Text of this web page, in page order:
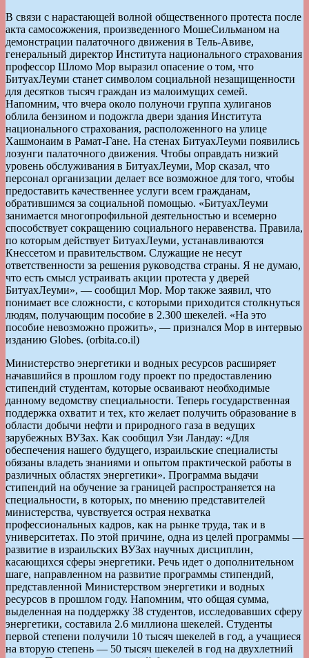
В связи с нарастающей волной общественного протеста после
акта самосожжения, произведенного МошеСильманом на
демонстрации палаточного движения в Тель-Авиве,
генеральный директор Института национального страхования
профессор Шломо Мор выразил опасение о том, что
БитуахЛеуми станет символом социальной незащищенности
для десятков тысяч граждан из малоимущих семей.
Напомним, что вчера около полуночи группа хулиганов
облила бензином и подожгла двери здания Института
национального страхования, расположенного на улице
Хашмонаим в Рамат-Гане. На стенах БитуахЛеуми появились
лозунги палаточного движения. Чтобы оправдать низкий
уровень обслуживания в БитуахЛеуми, Мор сказал, что
персонал организации делает все возможное для того, чтобы
предоставить качественнее услуги всем гражданам,
обратившимся за социальной помощью. «БитуахЛеуми
занимается многопрофильной деятельностью и всемерно
способствует сокращению социального неравенства. Правила,
по которым действует БитуахЛеуми, устанавливаются
Кнессетом и правительством. Служащие не несут
ответственности за решения руководства страны. Я не думаю,
что есть смысл устраивать акции протеста у дверей
БитуахЛеуми», — сообщил Мор. Мор также заявил, что
понимает все сложности, с которыми приходится столкнуться
людям, получающим пособие в 2.300 шекелей. «На это
пособие невозможно прожить», — признался Мор в интервью
изданию Globes. (orbita.co.il)
Министерство энергетики и водных ресурсов расширяет
начавшийся в прошлом году проект по предоставлению
стипендий студентам, которые осваивают необходимые
данному ведомству специальности. Теперь государственная
поддержка охватит и тех, кто желает получить образование в
области добычи нефти и природного газа в ведущих
зарубежных ВУЗах. Как сообщил Узи Ландау: «Для
обеспечения нашего будущего, израильские специалисты
обязаны владеть знаниями и опытом практической работы в
различных областях энергетики». Программа выдачи
стипендий на обучение за границей распространяется на
специальности, в которых, по мнению представителей
министерства, чувствуется острая нехватка
профессиональных кадров, как на рынке труда, так и в
университетах. По этой причине, одна из целей программы —
развитие в израильских ВУЗах научных дисциплин,
касающихся сферы энергетики. Речь идет о дополнительном
шаге, направленном на развитие программы стипендий,
представленной Министерством энергетики и водных
ресурсов в прошлом году. Напомним, что общая сумма,
выделенная на поддержку 38 студентов, исследовавших сферу
энергетики, составила 2.6 миллиона шекелей. Студенты
первой степени получили 10 тысяч шекелей в год, а учащиеся
на вторую степень — 50 тысяч шекелей в год на двухлетний